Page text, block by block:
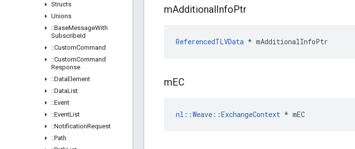
Structs
Unions
::BaseMessageWith
SubscribeId
::CustomCommand
::CustomCommand
Response
::DataElement
::DataList
::Event
::EventList
::NotificationRequest
::Path
mAdditionalInfoPtr
ReferencedTLVData * mAdditionalInfoPtr
mEC
nl::Weave::ExchangeContext * mEC